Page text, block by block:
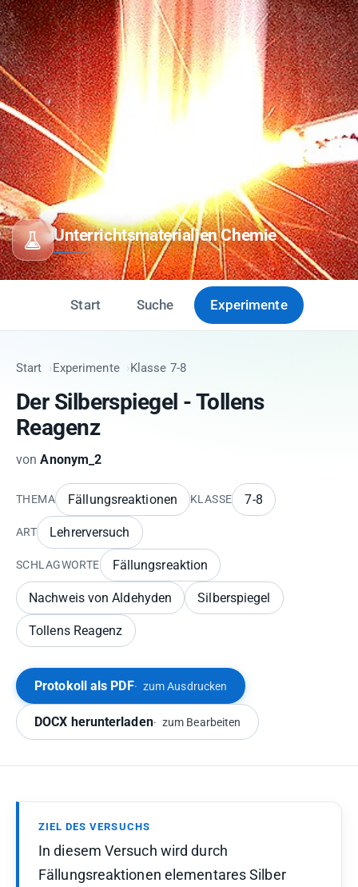
Unterrichtsmaterialien Chemie
Start Suche Experimente
Start Experimente Klasse 7-8
Der Silberspiegel - Tollens
Reagenz
vonAnonym_2
THEMA Fällungsreaktionen KLASSE 7-8
ART Lehrerversuch
SCHLAGWORTE Fällungsreaktion
Nachweis von Aldehyden Silberspiegel
Tollens Reagenz
Protokoll als PDF zum Ausdrucken
DOCX herunterladen zum Bearbeiten
ZIEL DES VERSUCHS
In diesem Versuch wird durch
Fällungsreaktionen elementares Silber